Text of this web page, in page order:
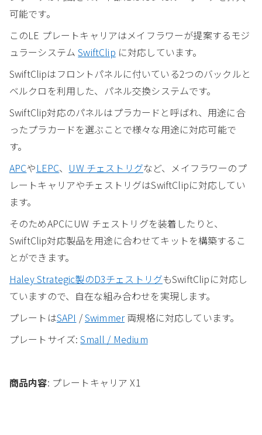
可能です。
このLE プレートキャリアはメイフラワーが提案するモジ
ュラーシステムSwiftClip に対応しています。
SwiftClipはフロントパネルに付いている2つのバックルと
ベルクロを利用した、パネル交換システムです。
SwiftClip対応のパネルはプラカードと呼ばれ、用途に合
ったプラカードを選ぶことで様々な用途に対応可能で
す。
APCやLEPC、 UW チェストリグなど、メイフラワーのプ
レートキャリアやチェストリグはSwiftClipに対応してい
ます。
そのためAPCにUW チェストリグを装着したりと、
SwiftClip対応製品を用途に合わせてキットを構築するこ
とができます。
Haley Strategic製のD3チェストリグもSwiftClipに対応し
ていますので、自在な組み合わせを実現します。
プレートはSAPI /Swimmer両規格に対応しています。
プレートサイズ:Small / Medium
商品内容: プレートキャリア X1